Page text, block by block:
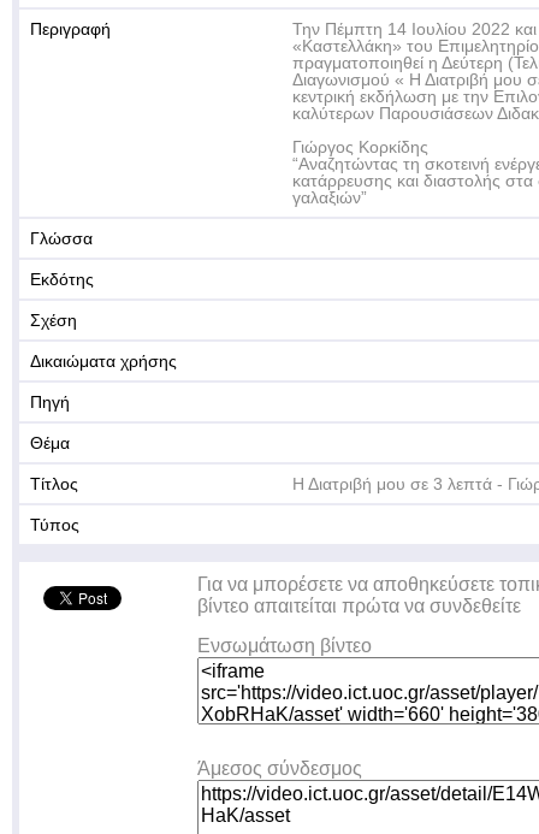
Περιγραφή
Την Πέμπτη 14 Ιουλίου 2022
«Καστελλάκη» του
πραγματοποιηθεί η Δεύτερη
Διαγωνισμού « Η Διατριβή μου
κεντρική εκδήλωση με την
καλύτερων Παρουσιάσεων
Γιώργος Κορκίδης
“Αναζητώντας τη σκοτεινή
κατάρρευσης και διαστολής
γαλαξιών”
Γλώσσα
Εκδότης
Σχέση
Δικαιώματα χρήσης
Πηγή
Θέμα
Τίτλος Η Διατριβή μου σε 3 λεπτά -
Τύπος
Για να μπορέσετε να αποθηκεύσετε
βίντεο απαιτείται πρώτα να συνδεθείτε
Ενσωμάτωση βίντεο
Άμεσος σύνδεσμος